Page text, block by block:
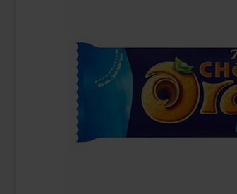
Ragusa Blond 100g